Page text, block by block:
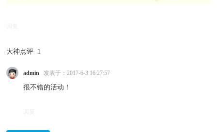
大神点评 1
admin 发表于：2017-6-3 16:27:57
很不错的活动！